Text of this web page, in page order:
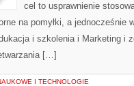
cel to usprawnienie
na pomyłki, a jednocześnie
i szkolenia i Marketing i
[…]
I TECHNOLOGIE